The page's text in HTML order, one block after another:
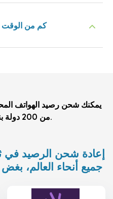
كم من الوقت
من 200 دولة بنقرة واحدة فقط.
إعادة شحن الرصيد في
جميع أنحاء العالم،